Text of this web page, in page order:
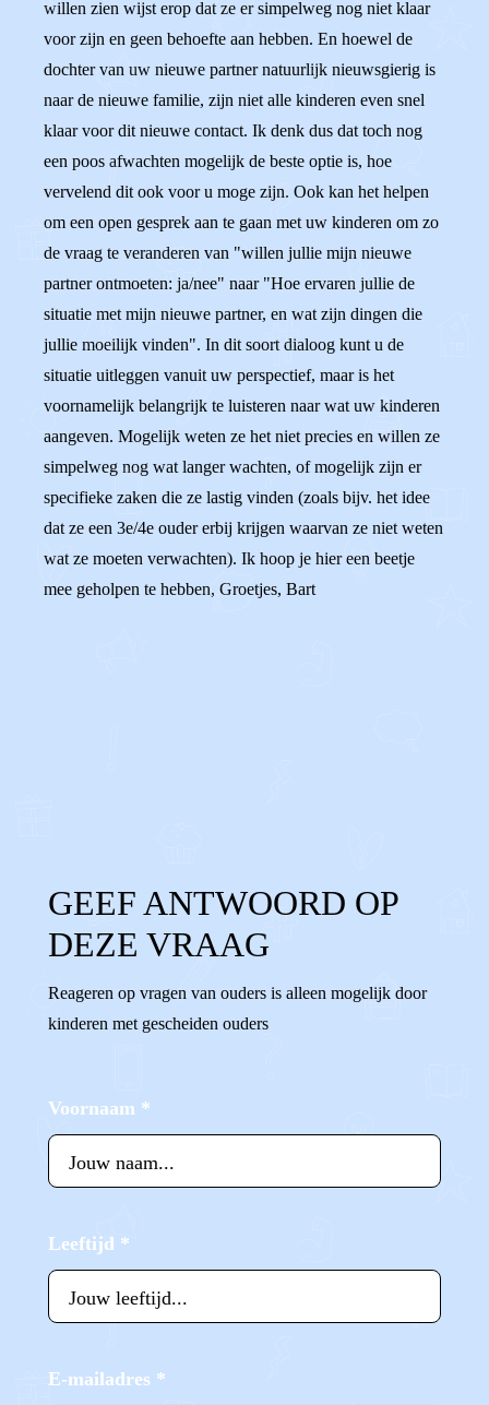
willen zien wijst erop dat ze er simpelweg nog niet klaar
voor zijn en geen behoefte aan hebben. En hoewel de
dochter van uw nieuwe partner natuurlijk nieuwsgierig is
naar de nieuwe familie, zijn niet alle kinderen even snel
klaar voor dit nieuwe contact. Ik denk dus dat toch nog
een poos afwachten mogelijk de beste optie is, hoe
vervelend dit ook voor u moge zijn. Ook kan het helpen
om een open gesprek aan te gaan met uw kinderen om zo
de vraag te veranderen van "willen jullie mijn nieuwe
partner ontmoeten: ja/nee" naar "Hoe ervaren jullie de
situatie met mijn nieuwe partner, en wat zijn dingen die
jullie moeilijk vinden". In dit soort dialoog kunt u de
situatie uitleggen vanuit uw perspectief, maar is het
voornamelijk belangrijk te luisteren naar wat uw kinderen
aangeven. Mogelijk weten ze het niet precies en willen ze
simpelweg nog wat langer wachten, of mogelijk zijn er
specifieke zaken die ze lastig vinden (zoals bijv. het idee
dat ze een 3e/4e ouder erbij krijgen waarvan ze niet weten
wat ze moeten verwachten). Ik hoop je hier een beetje
mee geholpen te hebben, Groetjes, Bart
GEEF ANTWOORD OP
DEZE VRAAG
Reageren op vragen van ouders is alleen mogelijk door
kinderen met gescheiden ouders
Voornaam *
Leeftijd *
E-mailadres *